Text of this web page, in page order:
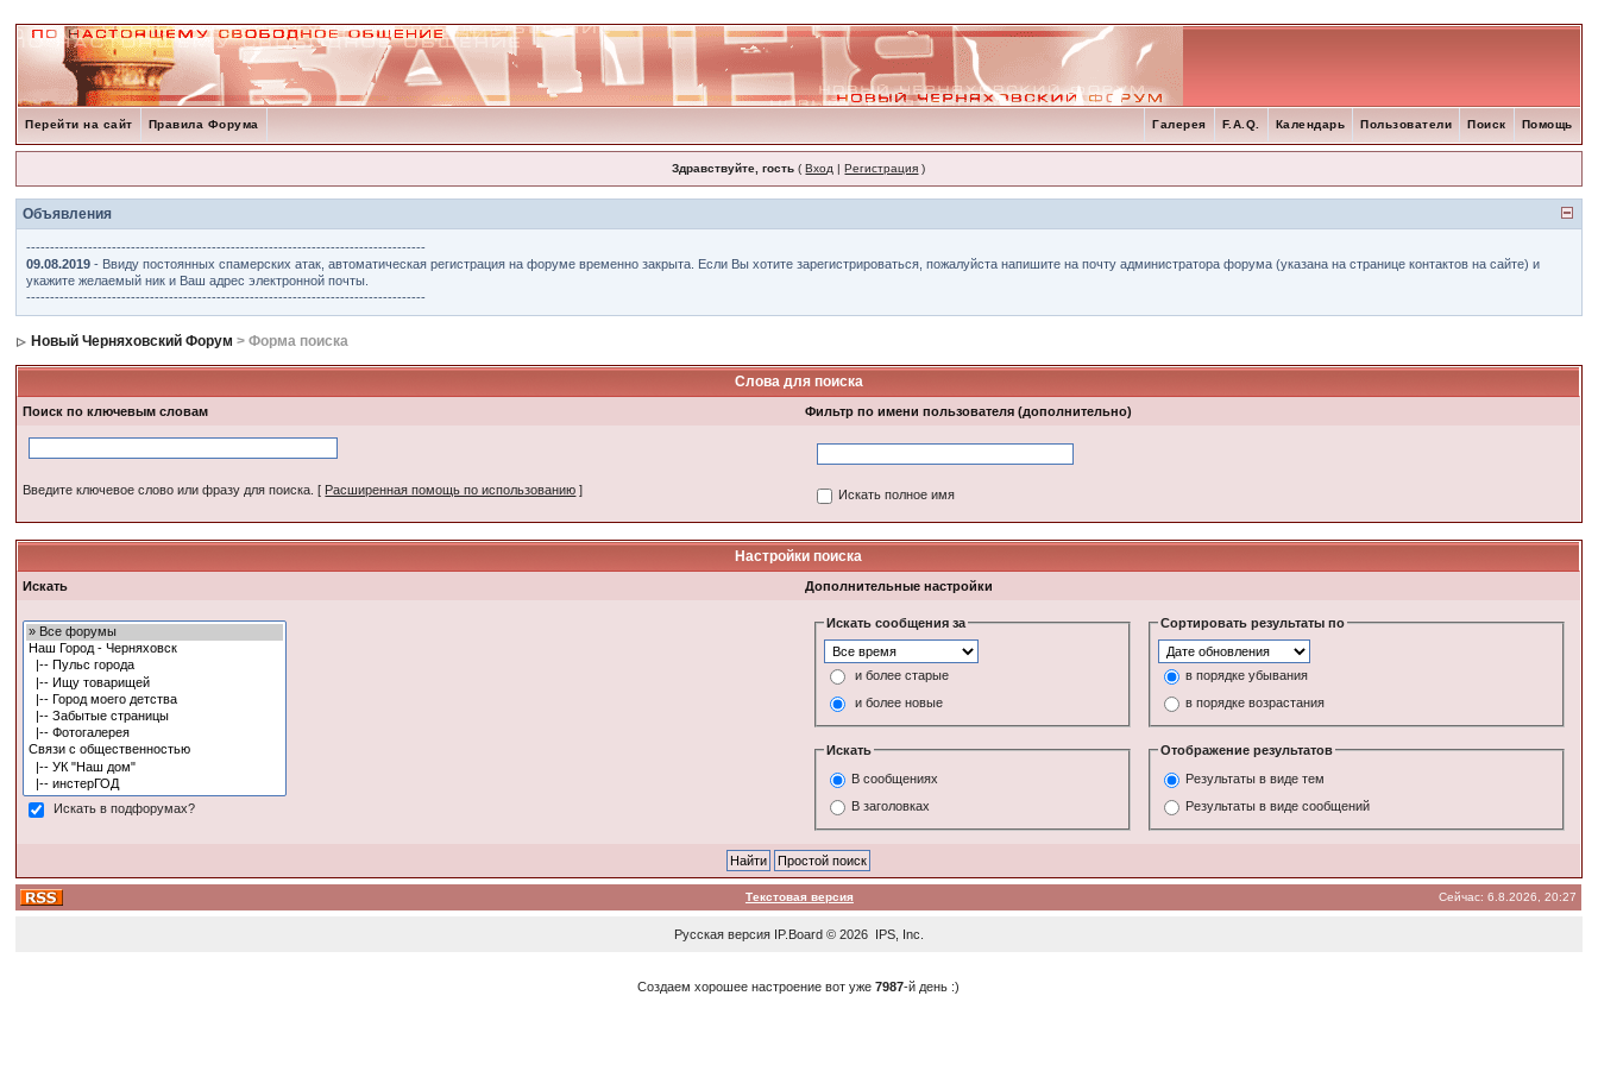
Перейти на сайт Правила Форума Помощь
Поиск
Пользователи
Календарь
F.A.Q.
Галерея
Здравствуйте, гость (Вход |Регистрация )
Объявления
------------------------------------------------------------------------------------
09.08.2019 - Ввиду постоянных спамерских атак, автоматическая регистрация на форуме временно закрыта. Если Вы хотите зарегистрироваться, пожалуйста напишите на почту администратора форума (указана на странице контактов на сайте) и
укажите желаемый ник и Ваш адрес электронной почты.
------------------------------------------------------------------------------------
Новый Черняховский Форум > Форма поиска
Слова для поиска
Поиск по ключевым словам Фильтр по имени пользователя (дополнительно)
Введите ключевое слово или фразу для поиска. [ Расширенная помощь по использованию ] Искать полное имя
Настройки поиска
Искать Дополнительные настройки
Искать в подфорумах?
Искать сообщения за
и более старые
и более новые
Сортировать результаты по
в порядке убывания
в порядке возрастания
Искать
В сообщениях
В заголовках
Отображение результатов
Результаты в виде тем
Результаты в виде сообщений
Текстовая версия Сейчас: 6.8.2026, 20:27
Русская версия IP.Board© 2026 IPS, Inc
Создаем хорошее настроение вот уже7987-й день :)